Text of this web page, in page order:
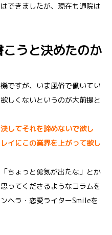
できましたが、現在も通院は
うと決めたのか
ですが、いま風俗で働いてい
しくないというのが大前提と
してそれを諦めないで欲し
イにこの業界を上がって欲し
ちょっと勇気が出たな」とか
ってくださるようなコラムを
ヘラ・恋愛ライターSmileを